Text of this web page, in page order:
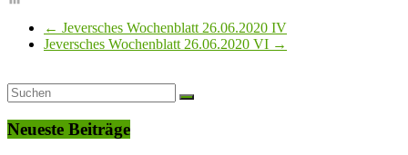
← Jeversches Wochenblatt 26.06.2020 IV
Jeversches Wochenblatt 26.06.2020 VI →
Neueste Beiträge